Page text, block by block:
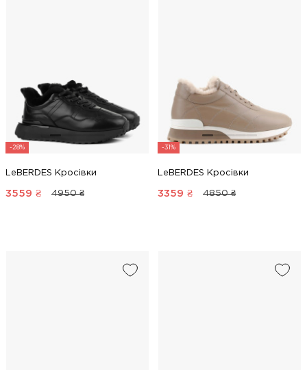
-28%
LeBERDES Кросівки
3559 ₴ 4950 ₴
-31%
LeBERDES Кросівки
3359 ₴ 4850 ₴